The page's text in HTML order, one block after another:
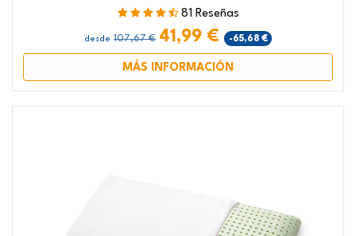
81 Reseñas
desde 107,67 € 41,99 € -65,68 €
MÁS INFORMACIÓN